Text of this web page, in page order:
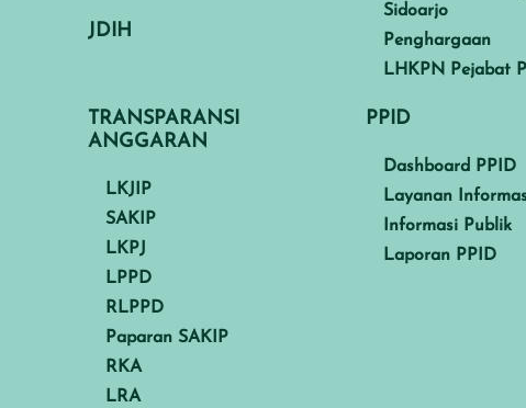
JDIH
Sidoarjo
Penghargaan
LHKPN Pejabat
TRANSPARANSI
ANGGARAN
LKJIP
SAKIP
LKPJ
LPPD
RLPPD
Paparan SAKIP
RKA
LRA
PPID
Dashboard PPID
Layanan
Informasi Publik
Laporan PPID